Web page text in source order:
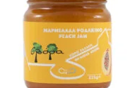
ΠΡΟΣΘΉΚΗ ΣΤΟ ΚΑΛΆΘΙ
ΛΕΠΤΟΜΈΡΕΙΕΣ